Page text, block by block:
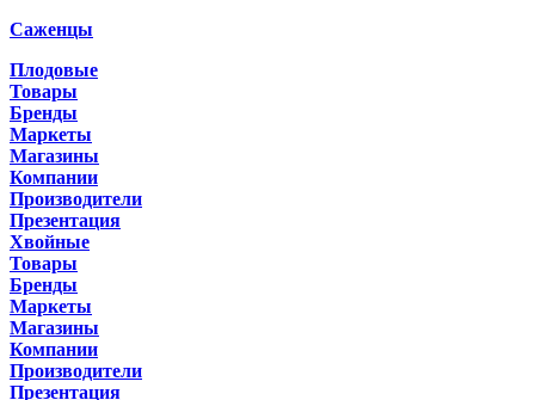
Саженцы
Плодовые
Товары
Бренды
Маркеты
Магазины
Компании
Производители
Презентация
Хвойные
Товары
Бренды
Маркеты
Магазины
Компании
Производители
Презентация